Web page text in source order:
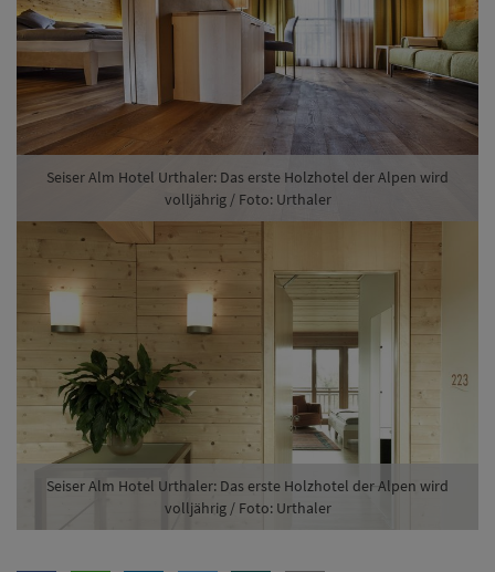
Seiser Alm Hotel Urthaler: Das erste Holzhotel der Alpen wird
volljährig / Foto: Urthaler
Seiser Alm Hotel Urthaler: Das erste Holzhotel der Alpen wird
volljährig / Foto: Urthaler